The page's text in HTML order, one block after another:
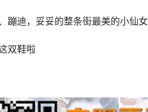
蹦迪，妥妥的整条街最美的小仙
双鞋啦